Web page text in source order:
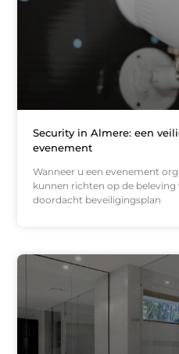
Security in Almere: een
evenement
Wanneer u een evenement
kunnen richten op de beleving
doordacht beveiligingsplan